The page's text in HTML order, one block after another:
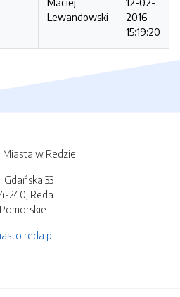
Lewandowski
2016
15:19:20
Miasta w Redzie
Gdańska 33
240, Reda
Pomorskie